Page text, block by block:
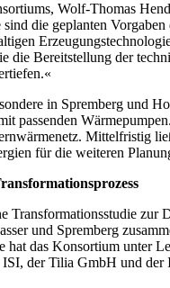
Wolf-Thomas
sind die geplanten
die Bereitstellung der
in Spremberg und
passenden
Mittelfristig
für die weiteren
Transformationsstudie zur
und Spremberg
hat das Konsortium unter
der Tilia GmbH und der